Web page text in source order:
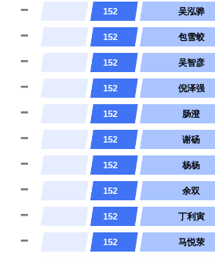
152 吴泓骅
152 包雪蛟
152 吴智彦
152 倪泽强
152 肠澄
152 谢砀
152 杨杨
152 余双
152 丁利寅
152 马悦荥